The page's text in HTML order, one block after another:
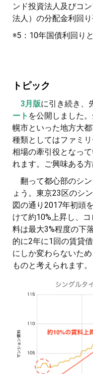
ンド投資法人及びコ
法人）の分配金
※5：10年国債利回り
トピック
3月版に引き続き、
ート を公開しました
幌市といった地方大
種類としてはファミ
相場の牽引役となっ
れます。ご興味ある
翻って都心部のシン
ょう。東京23区のシ
図の通り2017年初頭
けて約10%上昇し、
料は最大3%程度の下
的に2年に1回の賃貸
にしか変わらないた
ものと考えられます。